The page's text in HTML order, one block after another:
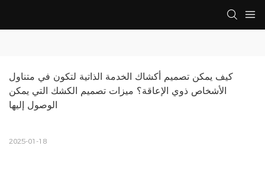
كيف يمكن تصميم أكشاك الخدمة الذاتية لتكون في متناول
الأشخاص ذوي الإعاقة؟ ميزات تصميم الكشك التي يمكن
الوصول إليها
2025-01-18